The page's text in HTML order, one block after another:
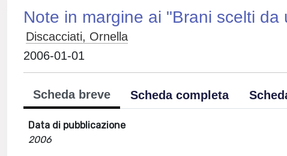
Note in margine ai "Brani scelti
Discacciati, Ornella
2006-01-01
Scheda breve Scheda completa
Data di pubblicazione
2006